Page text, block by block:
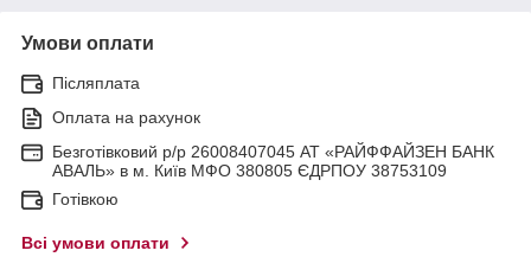
Умови оплати
Післяплата
Оплата на рахунок
Безготівковий р/р 26008407045 АТ «РАЙФФАЙЗЕН БАНК
АВАЛЬ» в м. Київ МФО 380805 ЄДРПОУ 38753109
Готівкою
Всі умови оплати